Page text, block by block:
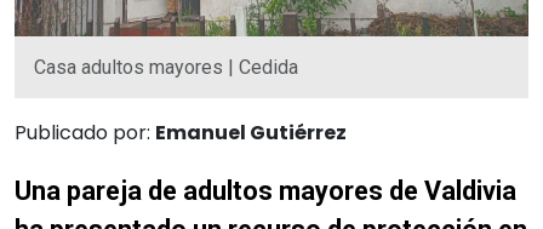
Casa adultos mayores | Cedida
Publicado por: Emanuel Gutiérrez
Una pareja de adultos mayores de Valdivia